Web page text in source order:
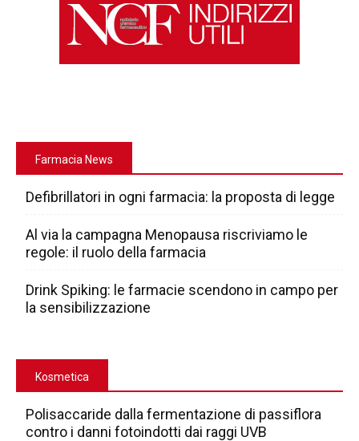
Farmacia News
Defibrillatori in ogni farmacia: la proposta di legge
Al via la campagna Menopausa riscriviamo le
regole: il ruolo della farmacia
Drink Spiking: le farmacie scendono in campo per
la sensibilizzazione
Kosmetica
Polisaccaride dalla fermentazione di passiflora
contro i danni fotoindotti dai raggi UVB